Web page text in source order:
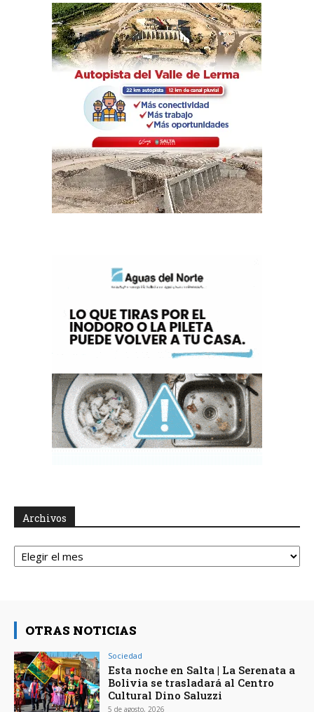
Archivos
Archivos
OTRAS NOTICIAS
Sociedad
Esta noche en Salta | La Serenata a
Bolivia se trasladará al Centro
Cultural Dino Saluzzi
5 de agosto, 2026